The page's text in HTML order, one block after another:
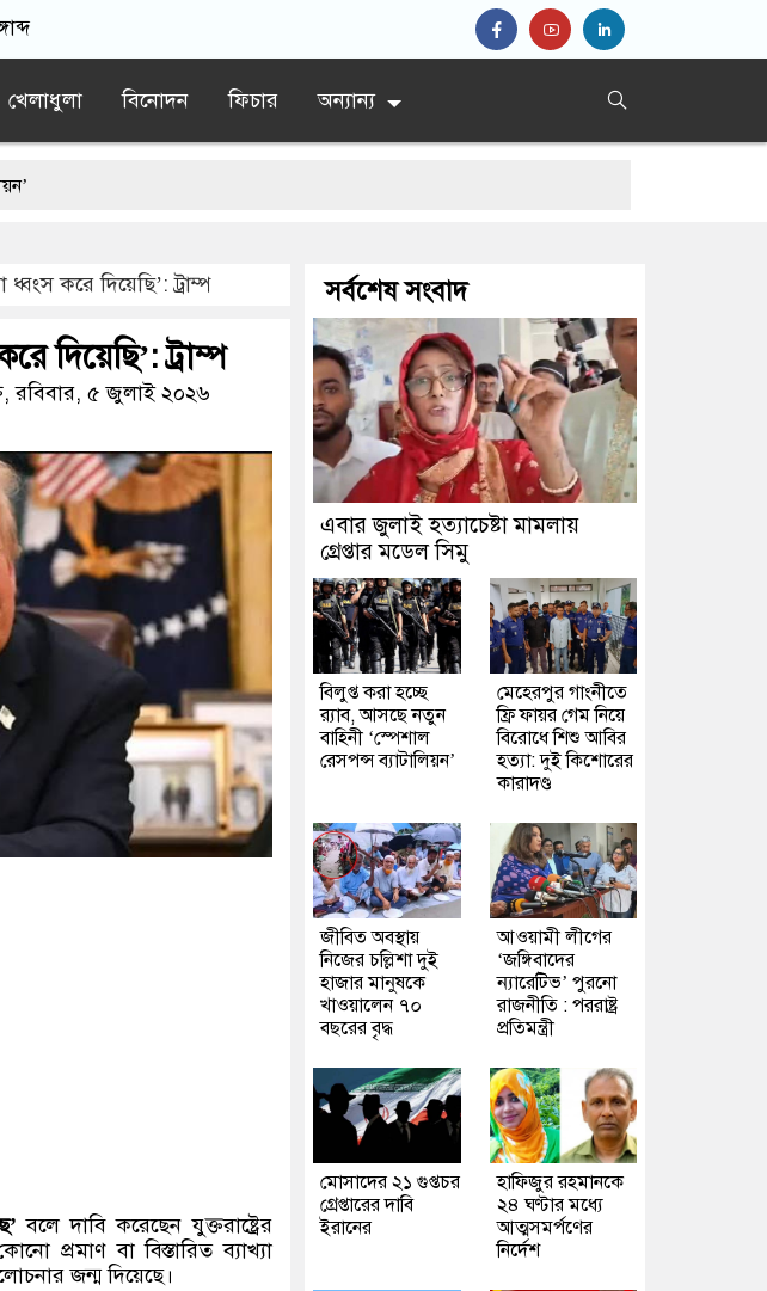
খেলাধুলা বিনোদন ফিচার অন্যান্য
২৪ ঘণ্টার মধ্যে আত্মসমর্পণের নির্দেশ
কারাগারে
করে দিয়েছি’: ট্রাম্প
দিয়েছি’: ট্রাম্প
৫ জুলাই ২০২৬
বলে দাবি করেছেন যুক্তরাষ্ট্রের
প্রমাণ বা বিস্তারিত ব্যাখ্যা
জন্ম দিয়েছে।
সর্বশেষ সংবাদ
এবার জুলাই হত্যাচেষ্টা মামলায়
গ্রেপ্তার মডেল সিমু
বিলুপ্ত করা হচ্ছে
র‍্যাব, আসছে নতুন
বাহিনী ‘স্পেশাল
রেসপন্স ব্যাটালিয়ন’
মেহেরপুর গাংনীতে
ফ্রি ফায়র গেম নিয়ে
বিরোধে শিশু আবির
হত্যা: দুই কিশোরের
কারাদণ্ড
জীবিত অবস্থায়
নিজের চল্লিশা দুই
হাজার মানুষকে
খাওয়ালেন ৭০
বছরের বৃদ্ধ
আওয়ামী লীগের
‘জঙ্গিবাদের
ন্যারেটিভ’ পুরনো
রাজনীতি : পররাষ্ট্র
প্রতিমন্ত্রী
মোসাদের ২১ গুপ্তচর
গ্রেপ্তারের দাবি
ইরানের
হাফিজুর রহমানকে
২৪ ঘণ্টার মধ্যে
আত্মসমর্পণের
নির্দেশ